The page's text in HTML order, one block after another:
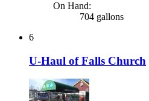
On Hand:
704 gallons
6
U-Haul of Falls Church